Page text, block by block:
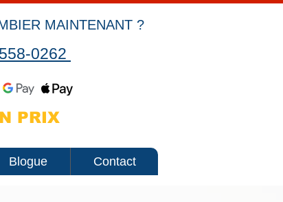
MAINTENANT ?
0262
PRIX
Blogue Contact